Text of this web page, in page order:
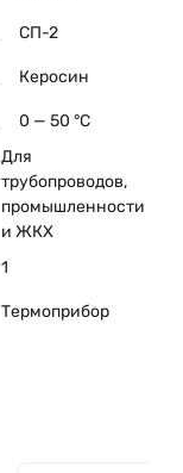
СП-2
Керосин
0 — 50 °C
Для
трубопроводов,
промышленности
и ЖКХ
1
Термоприбор